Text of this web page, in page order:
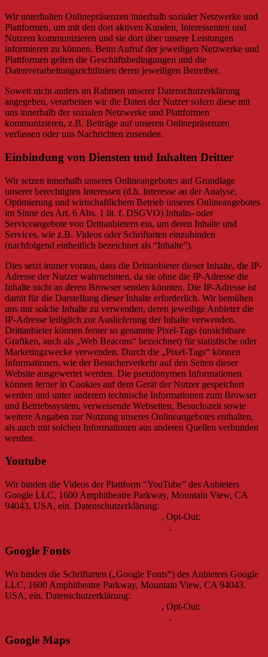
Wir unterhalten Onlinepräsenzen innerhalb sozialer Netzwerke und
Plattformen, um mit den dort aktiven Kunden, Interessenten und
Nutzern kommunizieren und sie dort über unsere Leistungen
informieren zu können. Beim Aufruf der jeweiligen Netzwerke und
Plattformen gelten die Geschäftsbedingungen und die
Datenverarbeitungsrichtlinien deren jeweiligen Betreiber.
Soweit nicht anders im Rahmen unserer Datenschutzerklärung
angegeben, verarbeiten wir die Daten der Nutzer sofern diese mit
uns innerhalb der sozialen Netzwerke und Plattformen
kommunizieren, z.B. Beiträge auf unseren Onlinepräsenzen
verfassen oder uns Nachrichten zusenden.
Einbindung von Diensten und Inhalten Dritter
Wir setzen innerhalb unseres Onlineangebotes auf Grundlage
unserer berechtigten Interessen (d.h. Interesse an der Analyse,
Optimierung und wirtschaftlichem Betrieb unseres Onlineangebotes
im Sinne des Art. 6 Abs. 1 lit. f. DSGVO) Inhalts- oder
Serviceangebote von Drittanbietern ein, um deren Inhalte und
Services, wie z.B. Videos oder Schriftarten einzubinden
(nachfolgend einheitlich bezeichnet als “Inhalte”).
Dies setzt immer voraus, dass die Drittanbieter dieser Inhalte, die IP-
Adresse der Nutzer wahrnehmen, da sie ohne die IP-Adresse die
Inhalte nicht an deren Browser senden könnten. Die IP-Adresse ist
damit für die Darstellung dieser Inhalte erforderlich. Wir bemühen
uns nur solche Inhalte zu verwenden, deren jeweilige Anbieter die
IP-Adresse lediglich zur Auslieferung der Inhalte verwenden.
Drittanbieter können ferner so genannte Pixel-Tags (unsichtbare
Grafiken, auch als „Web Beacons“ bezeichnet) für statistische oder
Marketingzwecke verwenden. Durch die „Pixel-Tags“ können
Informationen, wie der Besucherverkehr auf den Seiten dieser
Website ausgewertet werden. Die pseudonymen Informationen
können ferner in Cookies auf dem Gerät der Nutzer gespeichert
werden und unter anderem technische Informationen zum Browser
und Betriebssystem, verweisende Webseiten, Besuchszeit sowie
weitere Angaben zur Nutzung unseres Onlineangebotes enthalten,
als auch mit solchen Informationen aus anderen Quellen verbunden
werden.
Youtube
Wir binden die Videos der Plattform “YouTube” des Anbieters
Google LLC, 1600 Amphitheatre Parkway, Mountain View, CA
94043, USA, ein. Datenschutzerklärung:
, Opt-Out:
.
Google Fonts
Wir binden die Schriftarten („Google Fonts“) des Anbieters Google
LLC, 1600 Amphitheatre Parkway, Mountain View, CA 94043,
USA, ein. Datenschutzerklärung:
, Opt-Out:
.
Google Maps